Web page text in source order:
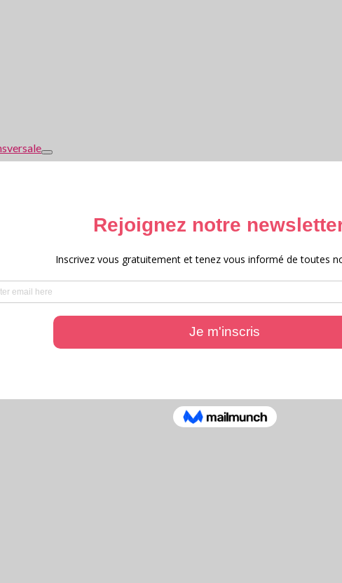
Création littéraire et Archives 2025 – 2026
2026
2025
littéraire et archives 2025
Gironde au Moyen-Âge 2024
scientifique 2023